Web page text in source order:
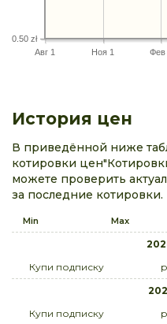
Авг 1 Ноя 1 Фев
0.50 zł
История цен
В приведённой ниже
котировки
можете проверить
за последние котировки.
Min Max
Купи подписку
Купи подписку